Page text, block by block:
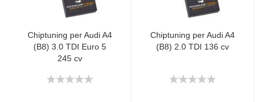
Chiptuning per Audi A4
(B8) 3.0 TDI Euro 5
245 cv
Chiptuning per Audi A4
(B8) 2.0 TDI 136 cv